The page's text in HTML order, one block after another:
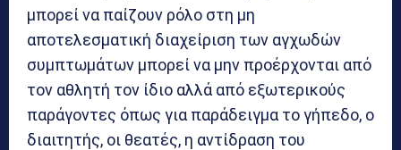
μπορεί να παίζουν ρόλο στη μη
αποτελεσματική διαχείριση των αγχωδών
συμπτωμάτων μπορεί να μην προέρχονται από
τον αθλητή τον ίδιο αλλά από εξωτερικούς
παράγοντες όπως για παράδειγμα το γήπεδο, ο
διαιτητής, οι θεατές, η αντίδραση του